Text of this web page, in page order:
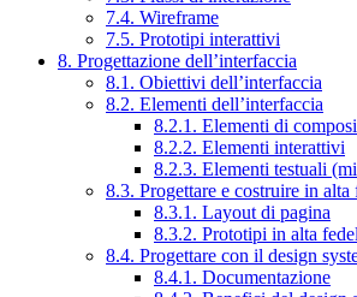
7.4. Wireframe
7.5. Prototipi interattivi
8. Progettazione dell’interfaccia
8.1. Obiettivi dell’interfaccia
8.2. Elementi dell’interfaccia
8.2.1. Elementi di
8.2.2. Elementi interattivi
8.2.3. Elementi testuali
8.3. Progettare e costruire in alta
8.3.1. Layout di pagina
8.3.2. Prototipi in alta
8.4. Progettare con il design
8.4.1. Documentazione